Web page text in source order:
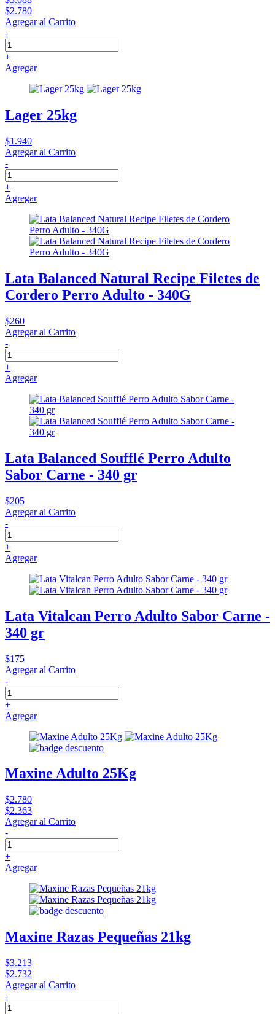
$2.780
Agregar al Carrito
-
+
Agregar
Lager 25kg
$1.940
Agregar al Carrito
-
+
Agregar
Lata Balanced Natural Recipe Filetes de
Cordero Perro Adulto - 340G
$260
Agregar al Carrito
-
+
Agregar
Lata Balanced Soufflé Perro Adulto
Sabor Carne - 340 gr
$205
Agregar al Carrito
-
+
Agregar
Lata Vitalcan Perro Adulto Sabor Carne -
340 gr
$175
Agregar al Carrito
-
+
Agregar
Maxine Adulto 25Kg
$2.780
$2.363
Agregar al Carrito
-
+
Agregar
Maxine Razas Pequeñas 21kg
$3.213
$2.732
Agregar al Carrito
-